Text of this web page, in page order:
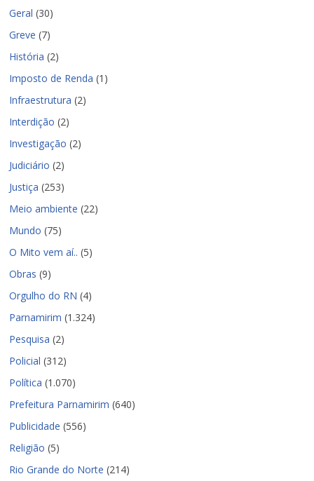
Geral (30)
Greve (7)
História (2)
Imposto de Renda (1)
Infraestrutura (2)
Interdição (2)
Investigação (2)
Judiciário (2)
Justiça (253)
Meio ambiente (22)
Mundo (75)
O Mito vem aí.. (5)
Obras (9)
Orgulho do RN (4)
Parnamirim (1.324)
Pesquisa (2)
Policial (312)
Política (1.070)
Prefeitura Parnamirim (640)
Publicidade (556)
Religião (5)
Rio Grande do Norte (214)